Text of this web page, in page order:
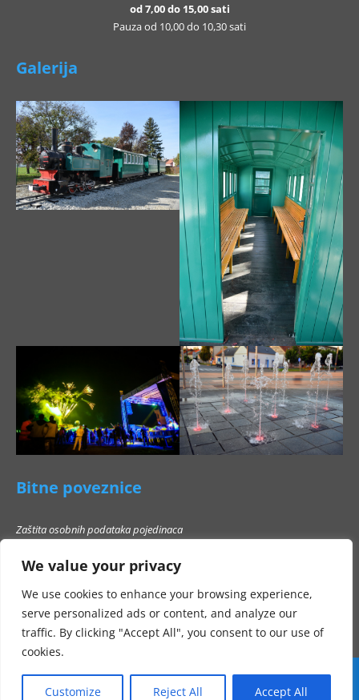
We value your privacy
We use cookies to enhance your browsing experience,
serve personalized ads or content, and analyze our
traffic. By clicking "Accept All", you consent to our use of
cookies.
Customize Reject All Accept All
od 7,00 do 15,00 sati
Pauza od 10,00 do 10,30 sati
Galerija
Bitne poveznice
Zaštita osobnih podataka pojedinaca
Popis poslovnih subjekata s kojima Grad Beli Manastir ne smije stupati u